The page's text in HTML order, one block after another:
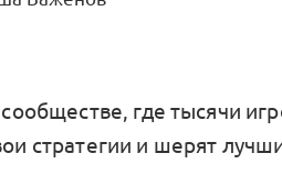
где тысячи
стратегии и шерят